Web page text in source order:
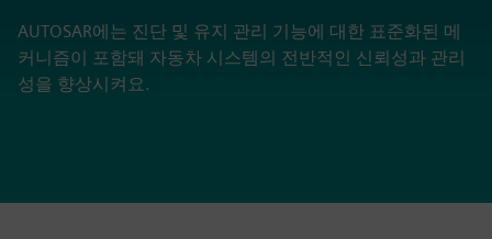
AUTOSAR에는 진단 및 유지 관리 기능에 대한 표준화된 메
커니즘이 포함돼 자동차 시스템의 전반적인 신뢰성과 관리
성을 향상시켜요.